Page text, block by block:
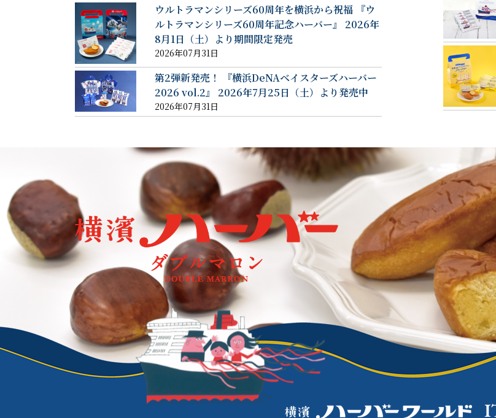
ウルトラマンシリーズ60周年を横浜から祝福 『ウ
ルトラマンシリーズ60周年記念ハーバー』 2026年
8月1日（土）より期間限定発売
2026年07月31日
第2弾新発売！ 『横浜DeNAベイスターズハーバー
2026 vol.2』 2026年7月25日（土）より発売中
2026年07月31日